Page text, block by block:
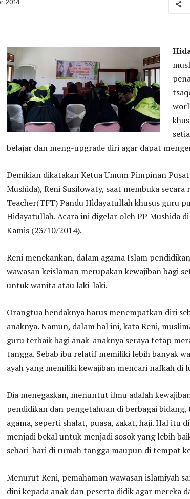
2014
belajar dan meng-upgrade diri agar dapat
Demikian dikatakan Ketua Umum Pimpinan
Mushida), Reni Susilowaty, saat membuka
Teacher(TFT) Pandu Hidayatullah khusus guru
Hidayatullah. Acara ini digelar oleh PP Mushida
Kamis (23/10/2014).
Reni menekankan, dalam agama Islam
wawasan keislaman merupakan kewajiban bagi
untuk wanita atau laki-laki.
Orangtua hendaknya harus menempatkan diri
anaknya. Namun, dalam hal ini, kata Reni,
guru terbaik bagi anak-anaknya seraya tetap
tangga. Sebab ibu relatif memiliki lebih banyak
ayah yang memiliki kewajiban mencari nafkah di
Dia menegaskan, menuntut ilmu adalah
pendidikan dan pengetahuan di berbagai
agama, seperti shalat, puasa, zakat, haji. Hal itu
menjadi bekal untuk menjadi sosok yang lebih
sehari-hari di rumah tangga maupun di tempat
Menurut Reni, pemahaman wawasan islamiyah
dini kepada anak dan peserta didik agar mereka